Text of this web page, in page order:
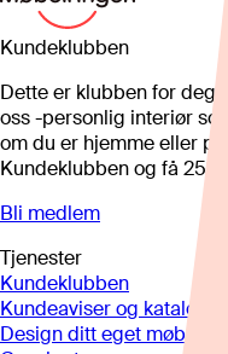
Kundeklubben
Dette er klubben for deg
oss -personlig interiør
om du er hjemme eller
Kundeklubben og få
Bli medlem
Tjenester
Kundeklubben
Kundeaviser og kataloger
Design ditt eget møbel